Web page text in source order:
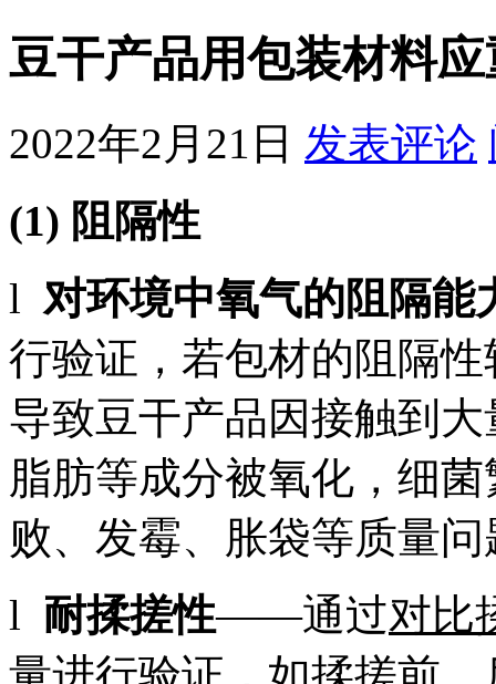
豆干产品用包装材料
2022年2月21日 发表评论
(1) 阻隔性
l 对环境中氧气的阻隔能
行验证，若包材的阻隔
导致豆干产品因接触到
脂肪等成分被氧化，细
败、发霉、胀袋等质量问
l 耐揉搓性——通过对比
量进行验证，如揉搓前